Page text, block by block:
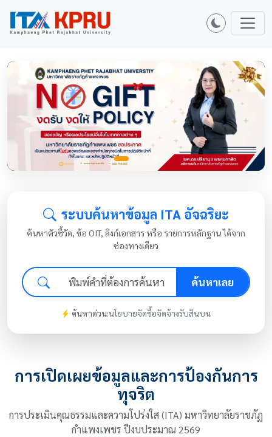
ระบบค้นหาข้อมูล ITA อัจฉริยะ
ค้นหาตัวชี้วัด, ข้อ OIT, ลิงก์เอกสาร หรือ รายการหลักฐาน ได้จาก
ช่องทางเดียว
ค้นหาเลย
ค้นหาด่วน:นโยบายจัดซื้อจัดจ้างรับสินบน
การเปิดเผยข้อมูลและการป้องกันการ
ทุจริต
การประเมินคุณธรรมและความโปร่งใส (ITA) มหาวิทยาลัยราชภัฏ
กำแพงเพชร ปีงบประมาณ 2569